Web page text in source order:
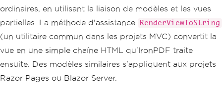
ordinaires, en utilisant la liaison de modèles et les vues
partielles. La méthode d'assistance
RenderViewToString
(un utilitaire commun dans les projets MVC) convertit la
vue en une simple chaîne HTML qu'IronPDF traite
ensuite. Des modèles similaires s'appliquent aux projets
Razor Pages ou Blazor Server.